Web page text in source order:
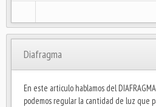
Diafragma
En este articulo hablamos del
podemos regular la cantidad de luz que